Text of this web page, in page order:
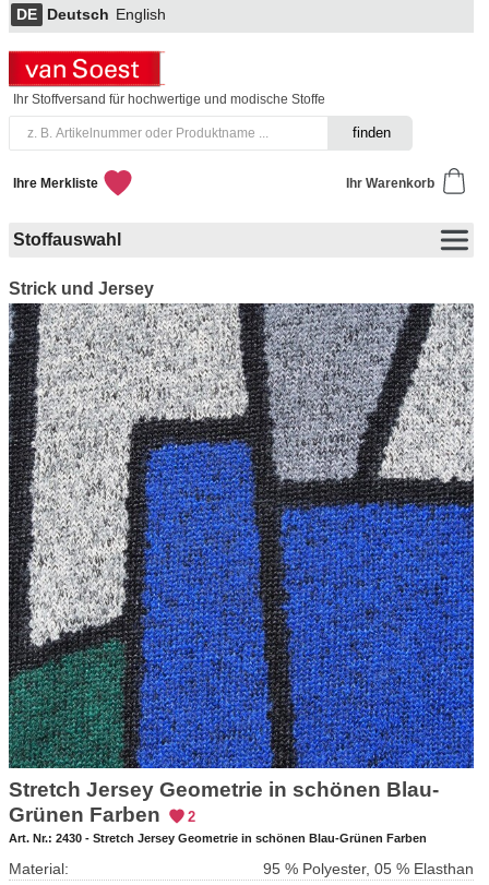
DE Deutsch English
Ihr Stoffversand für hochwertige und modische Stoffe
Ihr Warenkorb
Ihre Merkliste
Stoffauswahl
Strick und Jersey
Stretch Jersey Geometrie in schönen Blau-
Grünen Farben
2
Art. Nr.: 2430 - Stretch Jersey Geometrie in schönen Blau-Grünen Farben
Material:
95 % Polyester, 05 % Elasthan